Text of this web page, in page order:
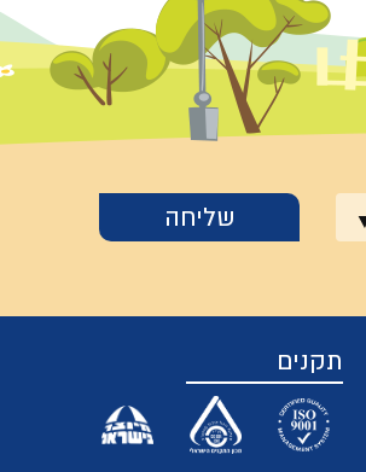
תקנים